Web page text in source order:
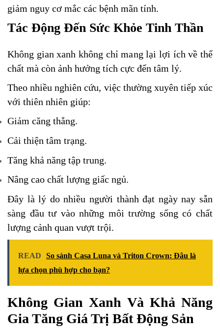
giảm nguy cơ mắc các bệnh mãn tính.
Tác Động Đến Sức Khỏe Tinh Thần
Không gian xanh không chỉ mang lại lợi ích về thể
chất mà còn ảnh hưởng tích cực đến tâm lý.
Theo nhiều nghiên cứu, việc thường xuyên tiếp xúc
với thiên nhiên giúp:
Giảm căng thẳng.
Cải thiện tâm trạng.
Tăng khả năng tập trung.
Nâng cao chất lượng giấc ngủ.
Đây là lý do nhiều người thành đạt ngày nay sẵn
sàng đầu tư vào những môi trường sống có chất
lượng cảnh quan vượt trội.
READ
So sánh Casa Luna và Triton Crown: Đâu là
lựa chọn phù hợp cho bạn?
Không Gian Xanh Và Khả Năng
Gia Tăng Giá Trị Bất Động Sản